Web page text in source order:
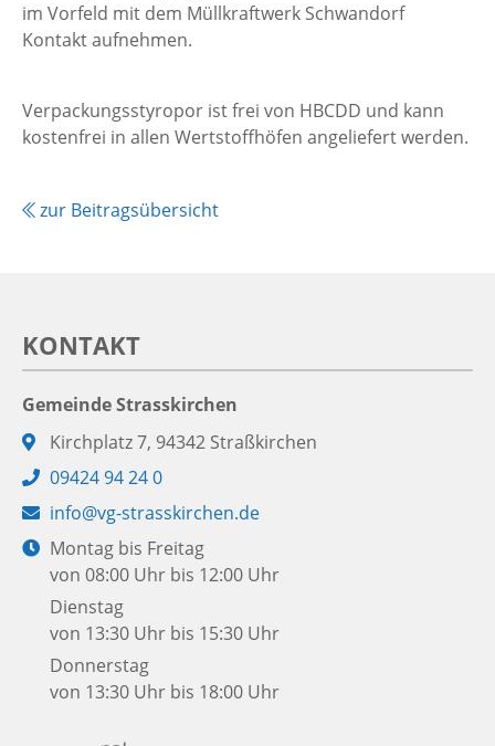
im Vorfeld mit dem Müllkraftwerk Schwandorf
Kontakt aufnehmen.
Verpackungsstyropor ist frei von HBCDD und kann
kostenfrei in allen Wertstoffhöfen angeliefert werden.
zur Beitragsübersicht
KONTAKT
Gemeinde Strasskirchen
Adresse:
Kirchplatz 7, 94342 Straßkirchen
Telefon:
09424 94 24 0
E-
Mail:
info@vg-strasskirchen.de
Öffnungszeiten:
Montag bis Freitag
von 08:00 Uhr bis 12:00 Uhr
Dienstag
von 13:30 Uhr bis 15:30 Uhr
Donnerstag
von 13:30 Uhr bis 18:00 Uhr